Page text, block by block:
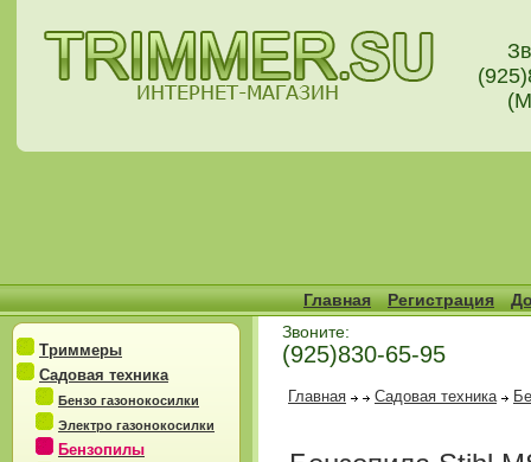
Главная Регистрация
Триммеры
Садовая техника
Бензо газонокосилки
Электро газонокосилки
Бензопилы
Звоните:
(925)830-65-95
Главная Садовая техника